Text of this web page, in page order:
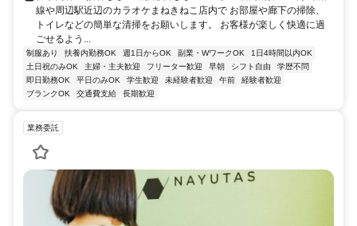
線や周辺駅近辺のカラオケまねきねこ店内で お部屋や廊下の掃除、
トイレなどの簡単な清掃をお願いします。 お客様が楽しく快適に過
ごせるよう...
制服あり 扶養内勤務OK 週1日からOK 副業・WワークOK
1日4時間以内OK
土日祝のみOK
主婦・主夫歓迎 フリーター歓迎 早朝 シフト自由
学歴不問
即日勤務OK
平日のみOK 学生歓迎 未経験者歓迎 午前
経験者歓迎
ブランクOK
交通費支給 長期歓迎
業務委託